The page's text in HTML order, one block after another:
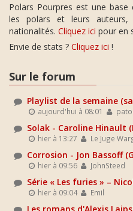
Polars Pourpres est une
les polars et leurs
nationalités. Cliquez ici pour en
Envie de stats ? Cliquez ici !
Sur le forum
Playlist de la semaine
aujourd'hui à 08:01
Solak - Caroline Hinault
hier à 13:27 Le Juge
Corrosion - Jon Bassoff
hier à 09:56 JohnSteed
Série « Les furies » –
hier à 09:04 Emil